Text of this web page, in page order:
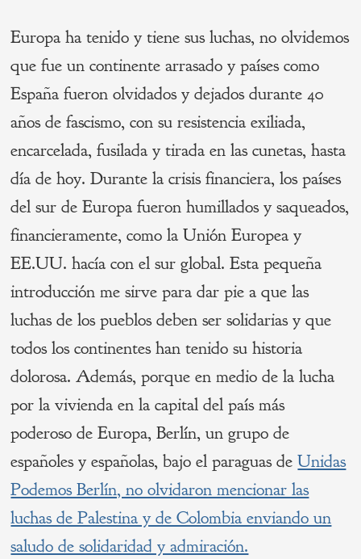
Europa ha tenido y tiene sus luchas, no olvidemos
que fue un continente arrasado y países como
España fueron olvidados y dejados durante 40
años de fascismo, con su resistencia exiliada,
encarcelada, fusilada y tirada en las cunetas, hasta
día de hoy. Durante la crisis financiera, los países
del sur de Europa fueron humillados y saqueados,
financieramente, como la Unión Europea y
EE.UU. hacía con el sur global. Esta pequeña
introducción me sirve para dar pie a que las
luchas de los pueblos deben ser solidarias y que
todos los continentes han tenido su historia
dolorosa. Además, porque en medio de la lucha
por la vivienda en la capital del país más
poderoso de Europa, Berlín, un grupo de
españoles y españolas, bajo el paraguas deUnidas
Podemos Berlín, no olvidaron mencionar las
luchas de Palestina y de Colombia enviando un
saludo de solidaridad y admiración.